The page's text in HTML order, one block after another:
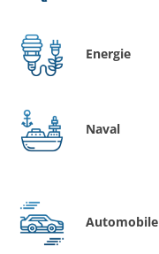
Energie
Naval
Automobile